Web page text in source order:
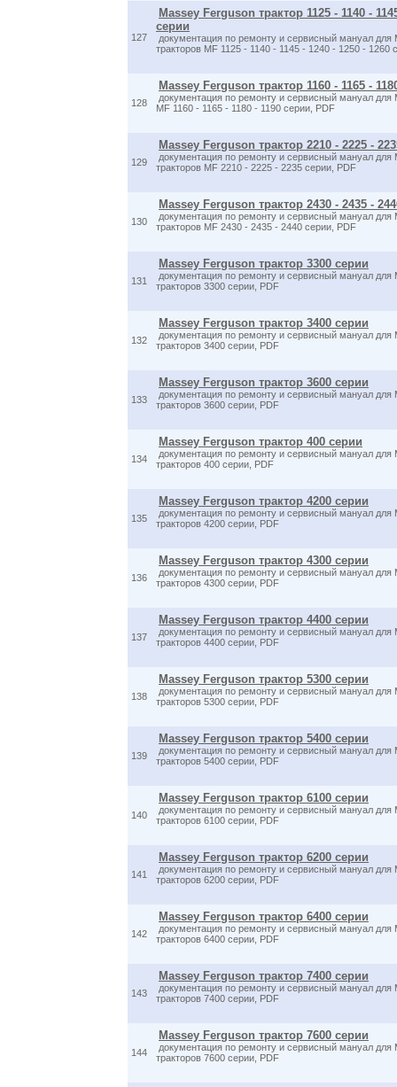
127
Massey Ferguson трактор 1125 - 1140 -
серии
документация по ремонту и сервисный мануал для
тракторов MF 1125 - 1140 - 1145 - 1240 - 1250 - 1260
128
Massey Ferguson трактор 1160 - 1165 -
документация по ремонту и сервисный мануал для
MF 1160 - 1165 - 1180 - 1190 серии, PDF
129
Massey Ferguson трактор 2210 - 2225 -
документация по ремонту и сервисный мануал для
тракторов MF 2210 - 2225 - 2235 серии, PDF
130
Massey Ferguson трактор 2430 - 2435 -
документация по ремонту и сервисный мануал для
тракторов MF 2430 - 2435 - 2440 серии, PDF
131
Massey Ferguson трактор 3300 серии
документация по ремонту и сервисный мануал для
тракторов 3300 серии, PDF
132
Massey Ferguson трактор 3400 серии
документация по ремонту и сервисный мануал для
тракторов 3400 серии, PDF
133
Massey Ferguson трактор 3600 серии
документация по ремонту и сервисный мануал для
тракторов 3600 серии, PDF
134
Massey Ferguson трактор 400 серии
документация по ремонту и сервисный мануал для
тракторов 400 серии, PDF
135
Massey Ferguson трактор 4200 серии
документация по ремонту и сервисный мануал для
тракторов 4200 серии, PDF
136
Massey Ferguson трактор 4300 серии
документация по ремонту и сервисный мануал для
тракторов 4300 серии, PDF
137
Massey Ferguson трактор 4400 серии
документация по ремонту и сервисный мануал для
тракторов 4400 серии, PDF
138
Massey Ferguson трактор 5300 серии
документация по ремонту и сервисный мануал для
тракторов 5300 серии, PDF
139
Massey Ferguson трактор 5400 серии
документация по ремонту и сервисный мануал для
тракторов 5400 серии, PDF
140
Massey Ferguson трактор 6100 серии
документация по ремонту и сервисный мануал для
тракторов 6100 серии, PDF
141
Massey Ferguson трактор 6200 серии
документация по ремонту и сервисный мануал для
тракторов 6200 серии, PDF
142
Massey Ferguson трактор 6400 серии
документация по ремонту и сервисный мануал для
тракторов 6400 серии, PDF
143
Massey Ferguson трактор 7400 серии
документация по ремонту и сервисный мануал
тракторов 7400 серии, PDF
144
Massey Ferguson трактор 7600 серии
документация по ремонту и сервисный мануал
тракторов 7600 серии, PDF